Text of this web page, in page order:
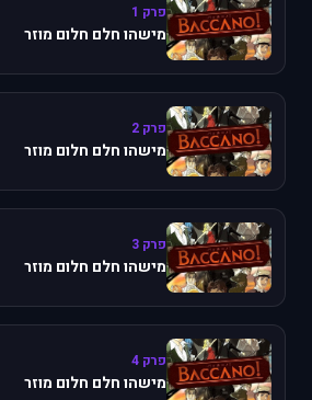
פרק 1
מישהו חלם חלום מוזר
פרק 2
מישהו חלם חלום מוזר
פרק 3
מישהו חלם חלום מוזר
פרק 4
מישהו חלם חלום מוזר